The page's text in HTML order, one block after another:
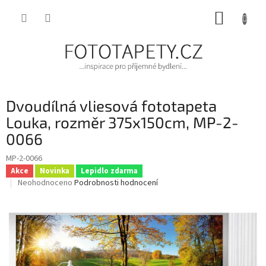
Dvoudílná vliesová fototapeta
Louka, rozměr 375x150cm, MP-2-
0066
MP-2-0066
Akce Novinka Lepidlo zdarma
Průměrné
je
0,0
z
5
hvězdiček.
Neohodnoceno Podrobnosti hodnocení